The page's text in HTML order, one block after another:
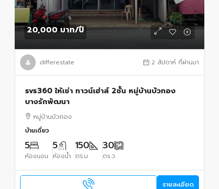
20,000 บาท/ปี
differestate 2 สัปดาห์ ที่ผ่านมา
svs360 ให้เช่า ทาวน์เฮ่าส์ 2ชั้น หมู่บ้านบัวทอง
บางรักพัฒนา
หมู่บ้านบัวทอง
บ้านเดี่ยว
5
ห้องนอน
5
ห้องน้ำ
150
ตร.ม.
30
ตร.ว.
รายละเอียด